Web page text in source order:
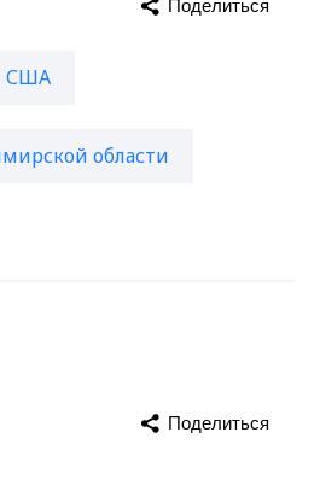
США
области
Поделиться
Поделиться